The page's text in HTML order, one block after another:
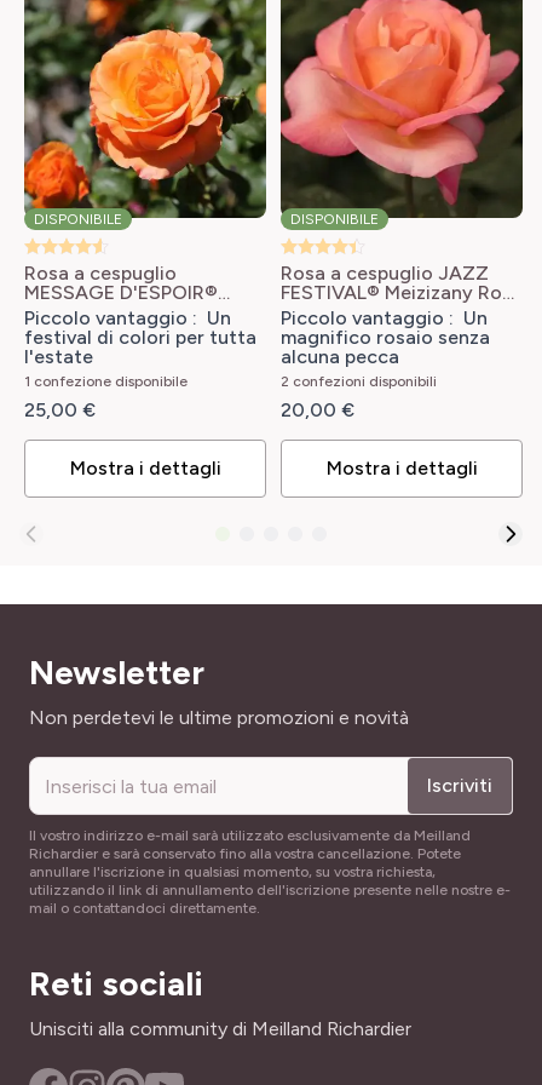
FOGLIAME
Caduco
NOME COMUNE
Rosa floribunda, Rosa a fiori raggruppati
CREATORE
DE RUITER (NL)
PROFUMO
Profumo leggero
PORTAMENTO
Cespuglio
24246
1/m2
FACILITÀ DI COLTIVAZIONE
Di facilissima coltivazione
FLEUR À BOUQUET ?
Sì
ALTEZZA A MATURITÀ
70 cm
INTERESSE DECORATIVO
Durata della fioritura
50 cm
TIPO DI TERRENO
DISPONIBILE
Rosa a cespuglio
MESSAGE D'ESPOIR®
Meishamalo Rosa x
polyantha Message
d'Espoir 'Meishamalo'
Piccolo vantaggio : Un
festival di colori per tutta
l'estate
1 confezione disponibile
25,00 €
Mostra i dettagli
DISPONIBILE
Rosa a cespuglio JAZZ
FESTIVAL® Meizizany Rosa
Jazz Festival 'Meizizany'
Piccolo vantaggio : Un
magnifico rosaio senza
alcuna pecca
2 confezioni disponibili
20,00 €
Mostra i dettagli
Newsletter
Indirizzo email
Non perdetevi le ultime promozioni e novità
Iscriviti
Il vostro indirizzo e-mail sarà utilizzato esclusivamente da Meilland
Richardier e sarà conservato fino alla vostra cancellazione. Potete
annullare l'iscrizione in qualsiasi momento, su vostra richiesta,
utilizzando il link di annullamento dell'iscrizione presente nelle nostre e-
mail o contattandoci direttamente.
Reti sociali
Unisciti alla community di Meilland Richardier